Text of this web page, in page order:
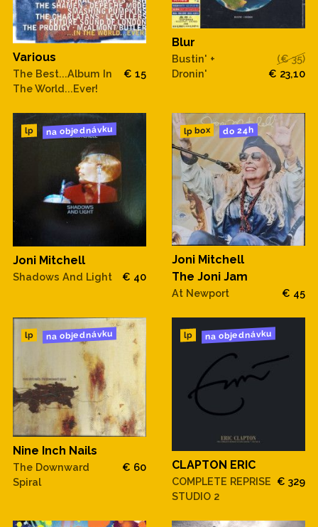
Various
The Best...Album In
The World...Ever!
€ 15
Blur
Bustin' +
Dronin'
(€ 35)
€ 23,10
lp na objednávku
Joni Mitchell
Shadows And Light € 40
lp box do 24h
Joni Mitchell
The Joni Jam
At Newport € 45
lp na objednávku
Nine Inch Nails
The Downward
Spiral
€ 60
lp na objednávku
CLAPTON ERIC
COMPLETE REPRISE
STUDIO 2
€ 329